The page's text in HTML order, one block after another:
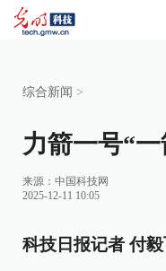
综合新闻 >
力箭一号“
来源： 中国科技网
2025-12-11 10:05
科技日报记者 付